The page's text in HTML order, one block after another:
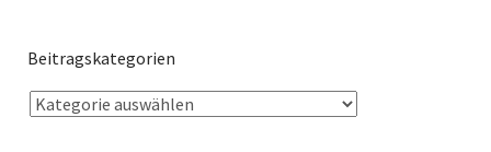
Beitragskategorien